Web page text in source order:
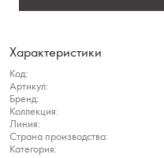
Характеристики
Код:
Артикул:
Бренд:
Коллекция:
Линия:
Страна производства:
Категория: